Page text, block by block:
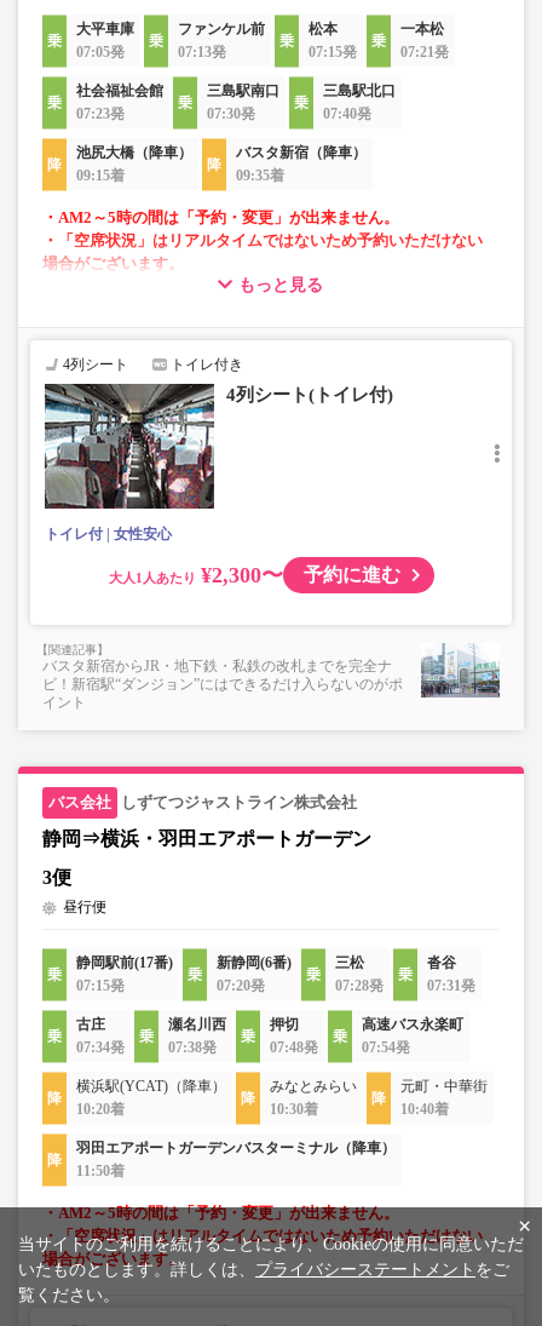
大平車庫
07:05発
ファンケル前
07:13発
松本
07:15発
一本松
07:21発
社会福祉会館
07:23発
三島駅南口
07:30発
三島駅北口
07:40発
池尻大橋（降車）
09:15着
バスタ新宿（降車）
09:35着
・AM2～5時の間は「予約・変更」が出来ません。
・「空席状況」はリアルタイムではないため予約いただけない
場合がございます。
す。
・車内は常時換気し、清掃・除菌を徹底。
もっと見る
4列シート トイレ付き
4列シート(トイレ付)
トイレ付 女性安心
大人 ¥2,300〜 予約に進む
バスタ新宿からJR・地下鉄・私鉄の改札までを完全ナ
ビ！新宿駅“ダンジョン”にはできるだけ入らないのがポ
イント
しずてつジャストライン株式会社
静岡⇒横浜・羽田エアポートガーデン
3便
昼行便
静岡駅前(17番)
07:15発
新静岡(6番)
07:20発
三松
07:28発
沓谷
07:31発
古庄
07:34発
瀬名川西
07:38発
押切
07:48発
高速バス永楽町
07:54発
横浜駅(YCAT)（降車）
10:20着
みなとみらい
10:30着
元町・中華街
10:40着
羽田エアポートガーデンバスターミナル（降車）
11:50着
・AM2～5時の間は「予約・変更」が出来ません。
・「空席状況」はリアルタイムではないため予約いただけない
場合がございます。
×
当サイトのご利用を続けることにより、Cookieの使用に同意いただ
いたものとします。詳しくは、 プライバシーステートメント をご
覧ください。